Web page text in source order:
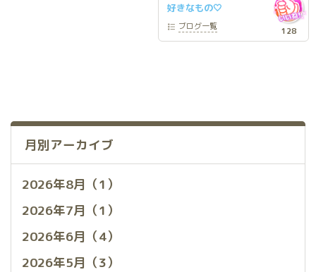
好きなもの🤍
ブログ一覧 128
月別アーカイブ
2026年8月（1）
2026年7月（1）
2026年6月（4）
2026年5月（3）